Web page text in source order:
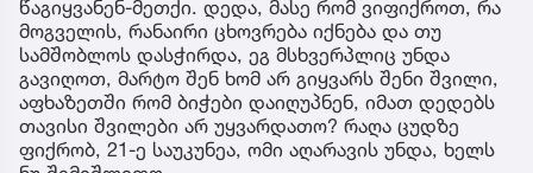
წაგიყვანენ-მეთქი. დედა, მასე რომ ვიფიქროთ, რა
მოგველის, რანაირი ცხოვრება იქნება და თუ
სამშობლოს დასჭირდა, ეგ მსხვერპლიც უნდა
გავიღოთ, მარტო შენ ხომ არ გიყვარს შენი შვილი,
აფხაზეთში რომ ბიჭები დაიღუპნენ, იმათ დედებს
თავისი შვილები არ უყვარდათო? რაღა ცუდზე
ფიქრობ, 21-ე საუკუნეა, ომი აღარავის უნდა, ხელს